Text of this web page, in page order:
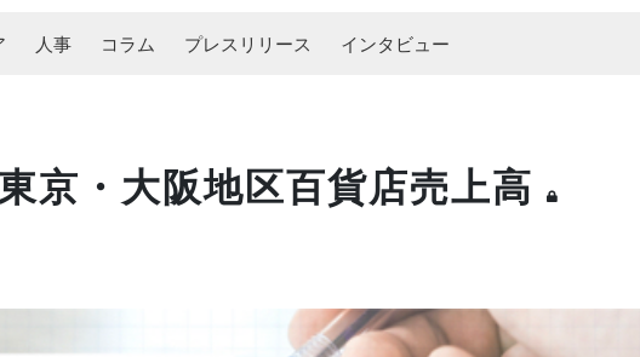
人事 コラム プレスリリース インタビュー
京・大阪地区百貨店売上高